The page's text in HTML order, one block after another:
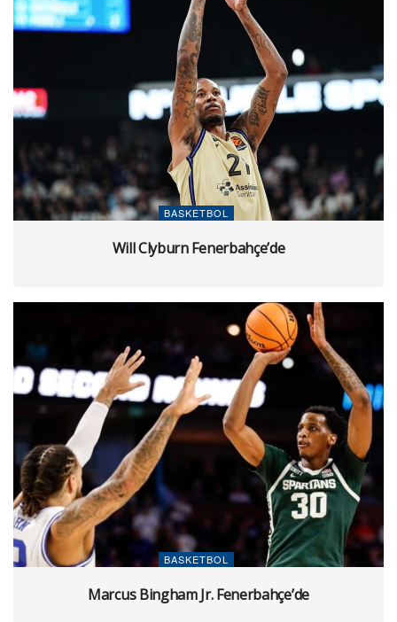
BASKETBOL
Will Clyburn Fenerbahçe’de
BASKETBOL
Marcus Bingham Jr. Fenerbahçe’de